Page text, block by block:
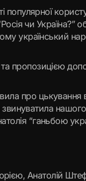
популярної
чи
український
та пропозицією
про цькування в
звинуватила
“ганьбою
Анатолій